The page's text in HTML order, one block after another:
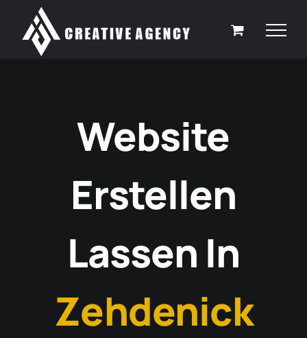
Inhalt
springen
Website
Erstellen
Lassen In
Zehdenick